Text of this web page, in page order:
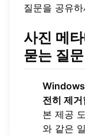
질문을 공유하
사진 메
묻는 질문
전히 제
본 제공
와 같은